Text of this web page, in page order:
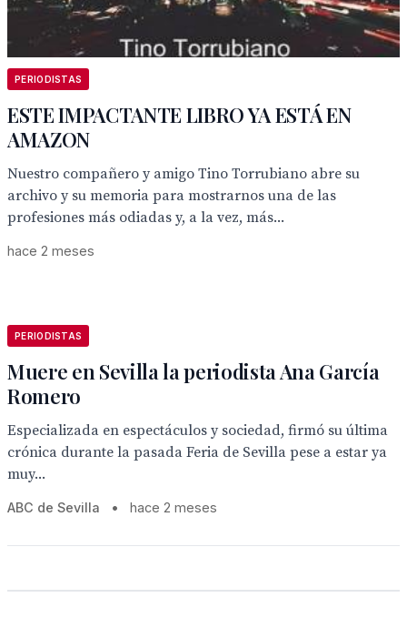
PERIODISTAS
ESTE IMPACTANTE LIBRO YA ESTÁ EN
AMAZON
Nuestro compañero y amigo Tino Torrubiano abre su
archivo y su memoria para mostrarnos una de las
profesiones más odiadas y, a la vez, más...
hace 2 meses
PERIODISTAS
Muere en Sevilla la periodista Ana García
Romero
Especializada en espectáculos y sociedad, firmó su última
crónica durante la pasada Feria de Sevilla pese a estar ya
muy...
ABC de Sevilla • hace 2 meses